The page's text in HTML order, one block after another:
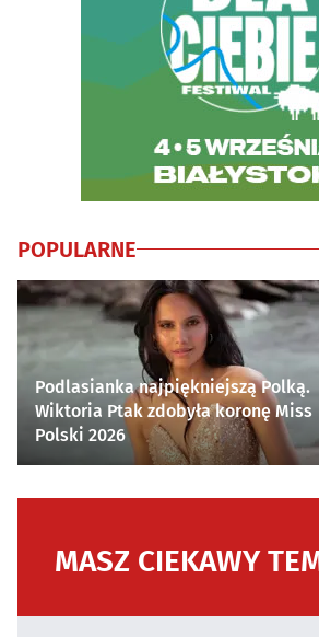
POPULARNE
Podlasianka najpiękniejszą Polką.
Wiktoria Ptak zdobyła koronę Miss
Polski 2026
MASZ CIEKAWY